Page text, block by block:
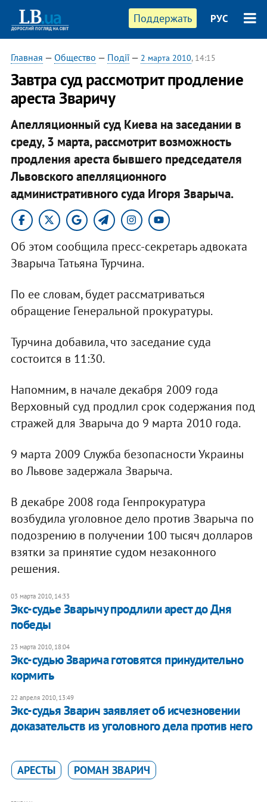
Поддержать РУС
Главная — Общество — Події— 2 марта 2010, 14:15
Завтра суд рассмотрит продление
ареста Зваричу
Апелляционный суд Киева на заседании в
среду, 3 марта, рассмотрит возможность
продления ареста бывшего председателя
Львовского апелляционного
административного суда Игоря Зварыча.
Об этом сообщила пресс-секретарь адвоката
Зварыча Татьяна Турчина.
По ее словам, будет рассматриваться
обращение Генеральной прокуратуры.
Турчина добавила, что заседание суда
состоится в 11:30.
Напомним, в начале декабря 2009 года
Верховный суд продлил срок содержания под
стражей для Зварыча до 9 марта 2010 года.
9 марта 2009 Служба безопасности Украины
во Львове задержала Зварыча.
В декабре 2008 года Генпрокуратура
возбудила уголовное дело против Зварыча по
подозрению в получении 100 тысяч долларов
взятки за принятие судом незаконного
решения.
03 марта 2010, 14:33
Экс-судье Зварычу продлили арест до Дня
победы
23 марта 2010, 18:04
Экс-судью Зварича готовятся принудительно
кормить
22 апреля 2010, 13:49
Экс-судья Зварич заявляет об исчезновении
доказательств из уголовного дела против него
АРЕСТЫ РОМАН ЗВАРИЧ